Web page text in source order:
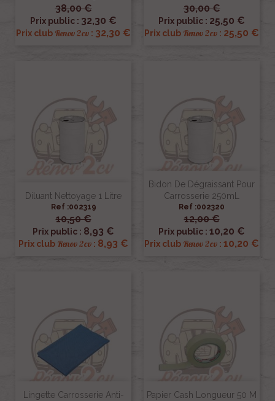
38,00 €
Prix public : 32,30 €
Prix club Renov 2cv : 32,30 €
30,00 €
Prix public : 25,50 €
Prix club Renov 2cv : 25,50 €
Diluant Nettoyage 1 Litre
Ref :002319
10,50 €
Prix public : 8,93 €
Prix club Renov 2cv : 8,93 €
Bidon De Dégraissant Pour
Carrosserie 250mL
Ref :002320
12,00 €
Prix public : 10,20 €
Prix club Renov 2cv : 10,20 €
Lingette Carrosserie Anti-
Papier Cash Longueur 50 M